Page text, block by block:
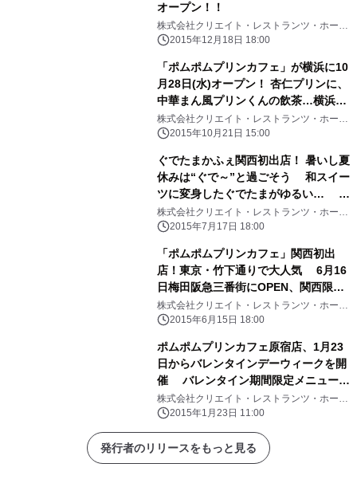
オープン！！
株式会社クリエイト・レストランツ・ホール
ディングス、株式会社サンリオ
2015年12月18日 18:00
「ポムポムプリンカフェ」が横浜に10
月28日(水)オープン！ 杏仁プリンに、
中華まん風プリンくんの飲茶…横浜仕
様の限定メニューも マリンテイスト
キャラクターたちのTシャツやトート
株式会社クリエイト・レストランツ・ホール
ディングス、株式会社サンリオ
2015年10月21日 15:00
ぐでたまかふぇ関西初出店！ 暑いし夏
休みは“ぐで～”と過ごそう 和スイー
ツに変身したぐでたまがゆるい… 大
阪HEP FIVEに期間限定オープン 7月
18日(土)～9月6日(日)
株式会社クリエイト・レストランツ・ホール
ディングス、株式会社サンリオ
2015年7月17日 18:00
「ポムポムプリンカフェ」関西初出
店！東京・竹下通りで大人気 6月16
日梅田阪急三番街にOPEN、関西限定
メニューも たこ焼き風プリンくんの
チョコフォンデュやお好み焼きが登場
株式会社クリエイト・レストランツ・ホール
ディングス、株式会社サンリオ
2015年6月15日 18:00
ポムポムプリンカフェ原宿店、1月23
日からバレンタインデーウィークを開
催 バレンタイン期間限定メニューや
カフェオリジナルグッズなどが登場！
株式会社クリエイト・レストランツ・ホール
ディングス
2015年1月23日 11:00
発行者のリリースをもっと見る